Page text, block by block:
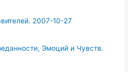
2007-10-27
Эмоций и Чувств.